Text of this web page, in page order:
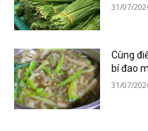
31/07/
Cùng
bí đao
31/07/